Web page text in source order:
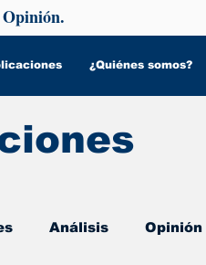
¿Quiénes somos?
Análisis Opinión